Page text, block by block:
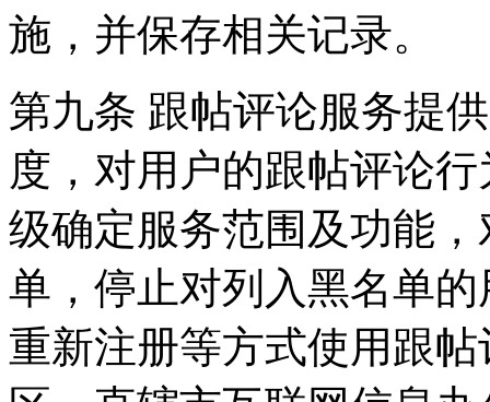
施，并保存相关记录。
第九条 跟帖评论服务提
度，对用户的跟帖评论
级确定服务范围及功能
单，停止对列入黑名单
重新注册等方式使用跟